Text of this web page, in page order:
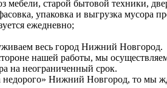
старой бытовой техники,
упаковка и выгрузка мусора
ежедневно;
весь город Нижний Новгород.
нашей работы, мы
на неограниченный срок.
недорого» Нижний Новгород, то мы